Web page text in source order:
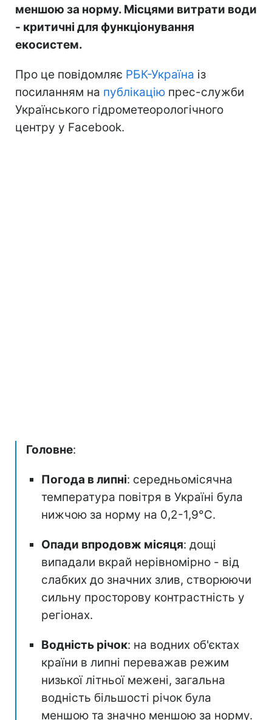
меншою за норму. Місцями витрати води
- критичні для функціонування
екосистем.
Про це повідомляє РБК-Україна із
посиланням на публікацію прес-служби
Українського гідрометеорологічного
центру у Facebook.
Головне:
Погода в липні: середньомісячна
температура повітря в Україні була
нижчою за норму на 0,2-1,9°C.
Опади впродовж місяця: дощі
випадали вкрай нерівномірно - від
слабких до значних злив, створюючи
сильну просторову контрастність у
регіонах.
Водність річок: на водних об'єктах
країни в липні переважав режим
низької літньої межені, загальна
водність більшості річок була
меншою та значно меншою за норму.